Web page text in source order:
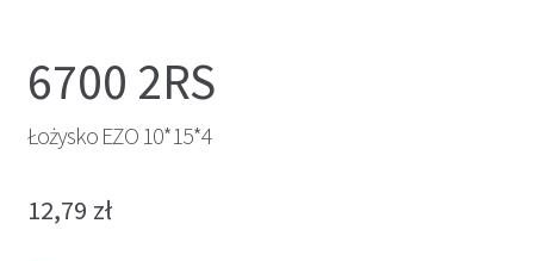
6700 2RS
Łożysko EZO 10*15*4
12,79 zł